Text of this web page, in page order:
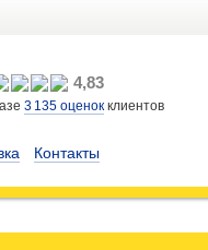
4,83
3 135 оценок клиентов
Контакты